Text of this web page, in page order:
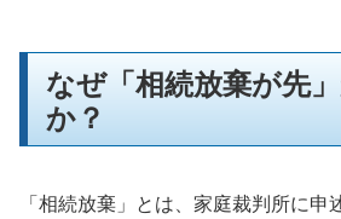
なぜ「相続放棄が先
か？
「相続放棄」とは、家庭裁判所に